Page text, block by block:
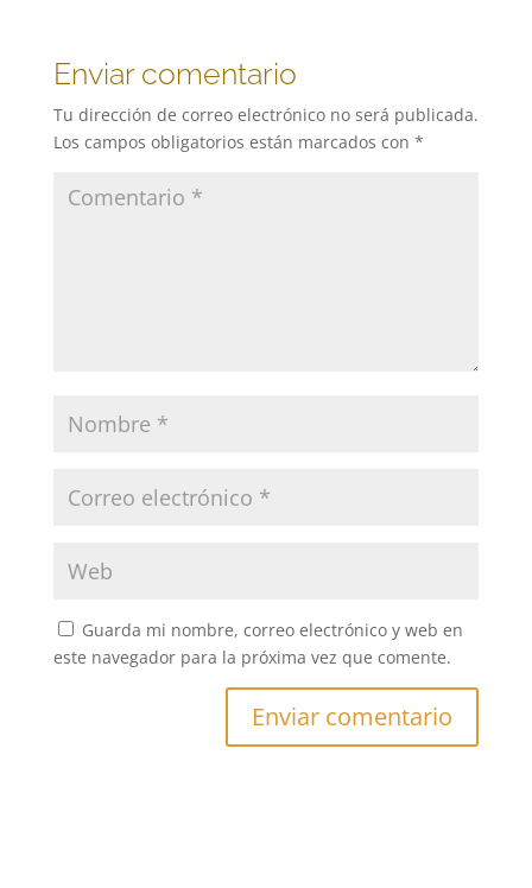
Enviar comentario
Tu dirección de correo electrónico no será publicada.
Los campos obligatorios están marcados con *
Guarda mi nombre, correo electrónico y web en
este navegador para la próxima vez que comente.